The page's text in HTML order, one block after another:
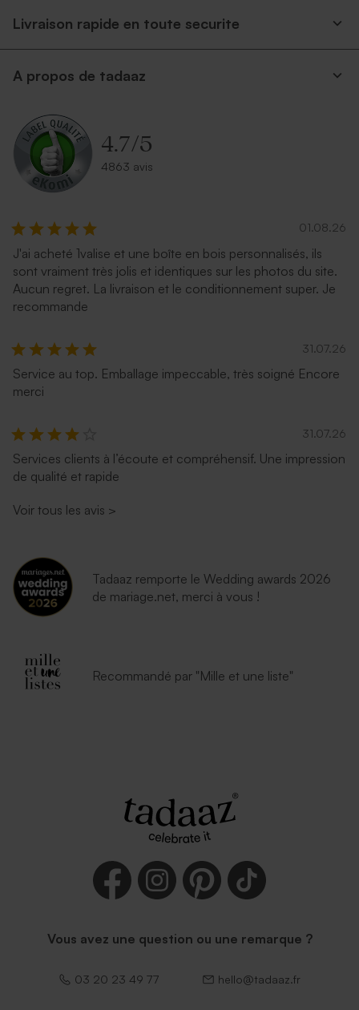
Livraison rapide en toute securite
A propos de tadaaz
4.7/5
4863 avis
01.08.26
J'ai acheté 1valise et une boîte en bois personnalisés, ils
sont vraiment très jolis et identiques sur les photos du site.
Aucun regret. La livraison et le conditionnement super. Je
recommande
31.07.26
Service au top. Emballage impeccable, très soigné Encore
merci
31.07.26
Services clients à l’écoute et compréhensif. Une impression
de qualité et rapide
Voir tous les avis >
Tadaaz remporte le Wedding awards 2026
de mariage.net, merci à vous !
Recommandé par "Mille et une liste"
Vous avez une question ou une remarque ?
03 20 23 49 77 hello@tadaaz.fr